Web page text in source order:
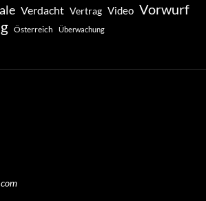
Verdacht Vertrag Video Vorwurf
Österreich Überwachung